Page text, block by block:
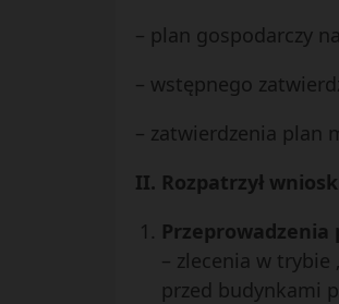
– plan gospodarczy
– wstępnego
– zatwierdzenia plan
II. Rozpatrzył
– zlecenia w
przed budynkami